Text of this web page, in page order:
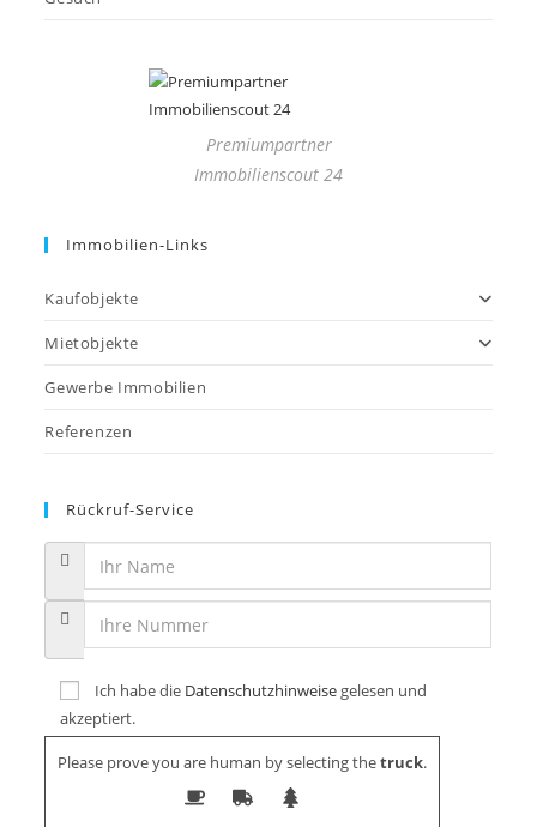
Premiumpartner
Immobilienscout 24
Immobilien-Links
Kaufobjekte
Mietobjekte
Gewerbe Immobilien
Referenzen
Rückruf-Service
Ich habe die Datenschutzhinweise gelesen und
akzeptiert.
Please prove you are human by selecting thetruck.